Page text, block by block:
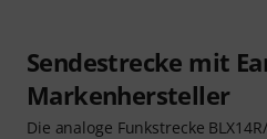
Sendestrecke mit
Markenhersteller
Die analoge Funkstrecke